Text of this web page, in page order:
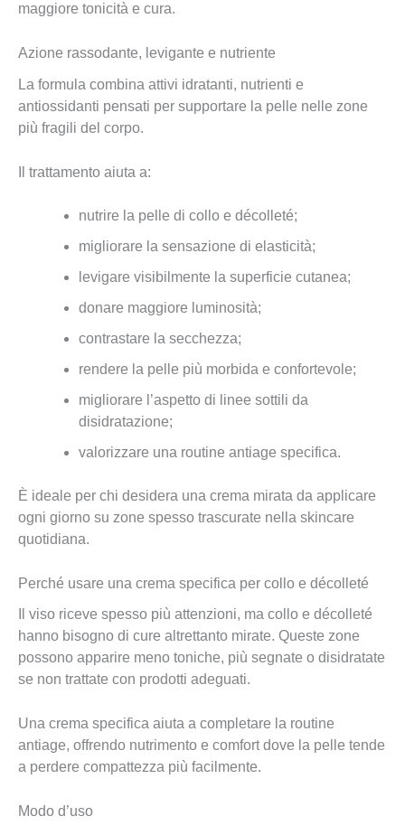
maggiore tonicità e cura.
Azione rassodante, levigante e nutriente
La formula combina attivi idratanti, nutrienti e
antiossidanti pensati per supportare la pelle nelle zone
più fragili del corpo.
Il trattamento aiuta a:
nutrire la pelle di collo e décolleté;
migliorare la sensazione di elasticità;
levigare visibilmente la superficie cutanea;
donare maggiore luminosità;
contrastare la secchezza;
rendere la pelle più morbida e confortevole;
migliorare l’aspetto di linee sottili da
disidratazione;
valorizzare una routine antiage specifica.
È ideale per chi desidera una crema mirata da applicare
ogni giorno su zone spesso trascurate nella skincare
quotidiana.
Perché usare una crema specifica per collo e décolleté
Il viso riceve spesso più attenzioni, ma collo e décolleté
hanno bisogno di cure altrettanto mirate. Queste zone
possono apparire meno toniche, più segnate o disidratate
se non trattate con prodotti adeguati.
Una crema specifica aiuta a completare la routine
antiage, offrendo nutrimento e comfort dove la pelle tende
a perdere compattezza più facilmente.
Modo d’uso